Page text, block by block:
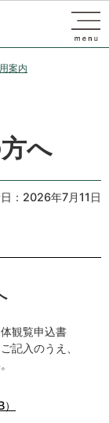
案内
へ
：2026年7月11日
観覧申込書
記入のうえ、